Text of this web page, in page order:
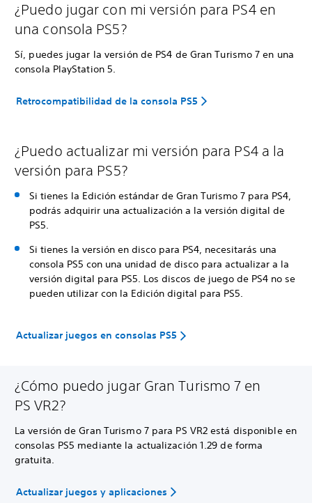
¿Puedo jugar con mi versión para PS4 en
una consola PS5?
Sí, puedes jugar la versión de PS4 de Gran Turismo 7 en una
consola PlayStation 5.
Retrocompatibilidad de la consola PS5
¿Puedo actualizar mi versión para PS4 a la
versión para PS5?
Si tienes la Edición estándar de Gran Turismo 7 para PS4,
podrás adquirir una actualización a la versión digital de
PS5.
Si tienes la versión en disco para PS4, necesitarás una
consola PS5 con una unidad de disco para actualizar a la
versión digital para PS5. Los discos de juego de PS4 no se
pueden utilizar con la Edición digital para PS5.
Actualizar juegos en consolas PS5
¿Cómo puedo jugar Gran Turismo 7 en
PS VR2?
La versión de Gran Turismo 7 para PS VR2 está disponible en
consolas PS5 mediante la actualización 1.29 de forma
gratuita.
Actualizar juegos y aplicaciones